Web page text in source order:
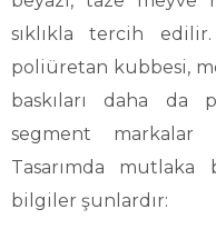
sıklıkla tercih edilir.
poliüretan kubbesi,
baskıları daha da
segment
Tasarımda mutlaka
bilgiler şunlardır: